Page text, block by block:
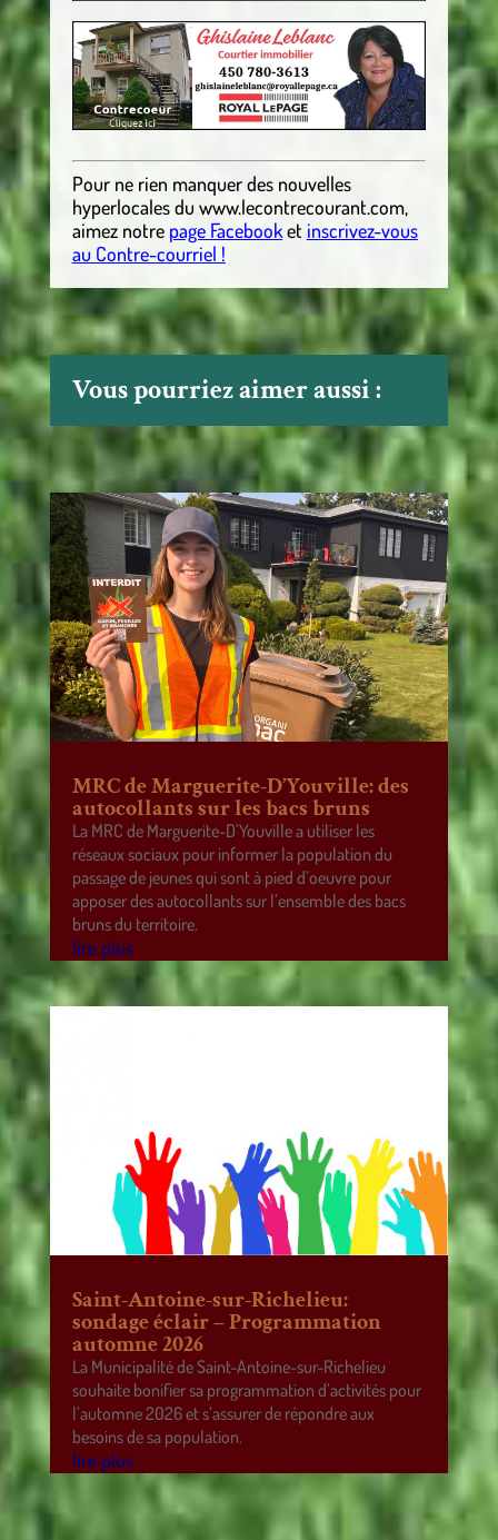
Pour ne rien manquer des nouvelles
hyperlocalesdu www.lecontrecourant.com,
aimez notre page Facebooket inscrivez-vous
au Contre-courriel !
Vous pourriez aimer aussi :
MRC de Marguerite-D’Youville: des
autocollants sur les bacs bruns
La MRC de Marguerite-D’Youville a utiliser les
réseaux sociaux pour informer la population du
passage de jeunes qui sont à pied d’oeuvre pour
apposer des autocollants sur l’ensemble des bacs
bruns du territoire.
lire plus
Saint-Antoine-sur-Richelieu:
sondage éclair – Programmation
automne 2026
La Municipalité de Saint-Antoine-sur-Richelieu
souhaite bonifier sa programmation d’activités pour
l’automne 2026 et s’assurer de répondre aux
besoins de sa population.
lire plus